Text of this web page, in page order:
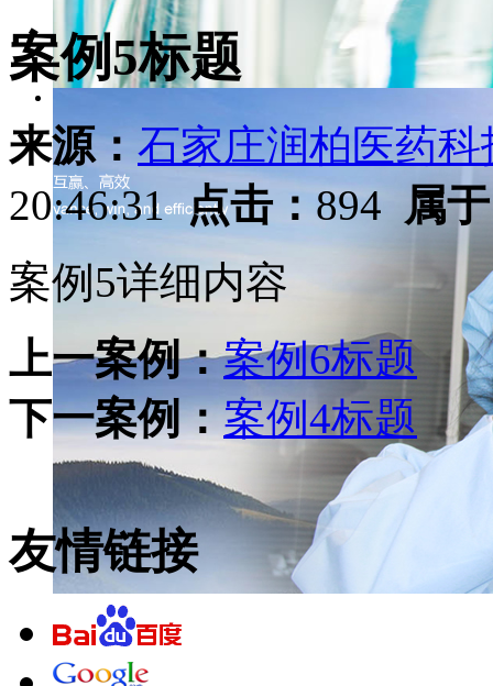
案例5标题
来源：石家庄润柏医药
20:46:31点击： 894
属
案例5详细内容
上一案例：案例6标题
下一案例：案例4标题
友情链接